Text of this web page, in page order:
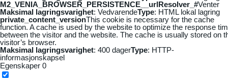
M2_VENIA_BROWSER_PERSISTENCE__urlResolver_#Venter
Maksimal lagringsvarighet: VedvarendeType: HTML lokal lagring
private_content_versionThis cookie is necessary for the cache
function. A cache is used by the website to optimize the response
between the visitor and the website. The cache is usually stored on
visitor’s browser.
Maksimal lagringsvarighet: 400 dagerType: HTTP-
informasjonskapsel
Egenskaper 0